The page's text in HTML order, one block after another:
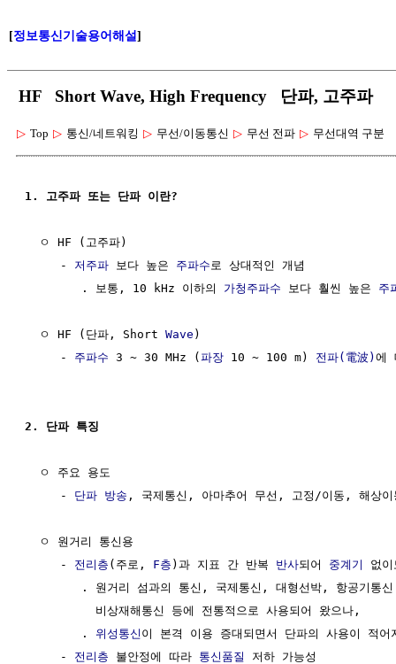
[정보통신기술용어해설]
HF Short Wave, High Frequency 단파, 고주파
▷ Top ▷ 통신/네트워킹 ▷ 무선/이동통신 ▷ 무선 전파 ▷ 무선대역 구분
1. 고주파 또는 단파 이란?
  ㅇ HF (고주파)
     -
저주파 보다 높은 주파수 로 상대적인 개념
        . 보통, 10 kHz 이하의
가청주파수 보다 훨씬 높은 주
  ㅇ HF (단파, Short
Wave )
     -
주파수 3 ~ 30 MHz (파장 10 ~ 100 m) 전파(電波) 에
2. 단파 특징
  ㅇ 주요 용도
     -
단파 방송 , 국제통신, 아마추어 무선, 고정/이동, 해상
  ㅇ 원거리 통신용
     -
전리층 (주로, F층 )과 지표 간 반복 반사되어 중계기
없
. 원거리 섬과의 통신, 국제통신, 대형선박, 항공기통
          비상재해통신 등에 전통적으로 사용되어 왔으나,
        .
위성통신 이 본격 이용 증대되면서 단파의 사용이 적어
     -
전리층 불안정에 따라 통신품질 저하 가능성